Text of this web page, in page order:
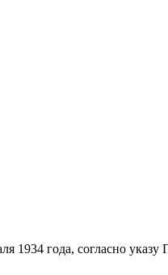
1934 года, согласно